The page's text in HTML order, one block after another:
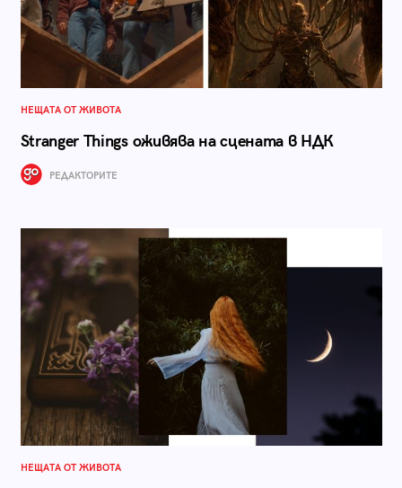
НЕЩАТА ОТ ЖИВОТА
Stranger Things оживява на сцената в НДК
РЕДАКТОРИТЕ
НЕЩАТА ОТ ЖИВОТА